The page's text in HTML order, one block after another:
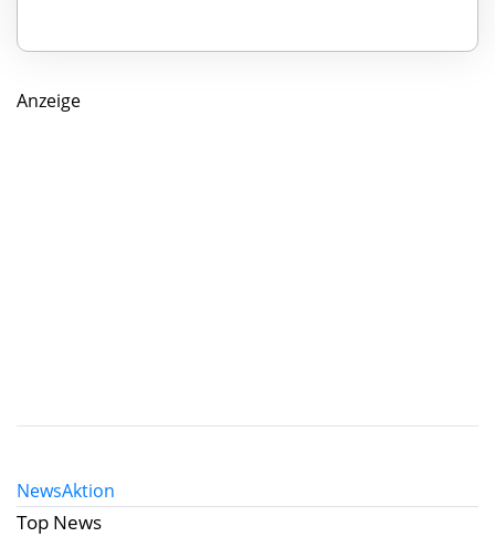
Anzeige
NewsAktion
Top News